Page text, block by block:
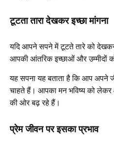
टूटता तारा देखकर इच्छा मांगना
यदि आपने सपने में टूटते तारे को देखकर
आपकी आंतरिक इच्छाओं और उम्मीदों को
यह सपना यह बताता है कि आप अपने
चाहते हैं। आपका मन भविष्य को
की ओर बढ़ रहे हैं।
प्रेम जीवन पर इसका प्रभाव